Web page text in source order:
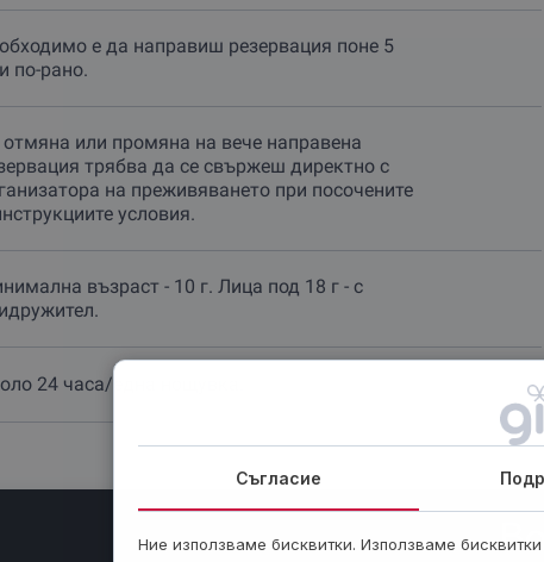
е да направиш резервация поне 5
по-рано.
или промяна на вече направена
трябва да се свържеш директно с
на преживяването при посочените
условия.
възраст - 10 г. Лица под 18 г - с
24 часа/една нощувка.
Съгласие
Ние използваме бисквитки. Използваме